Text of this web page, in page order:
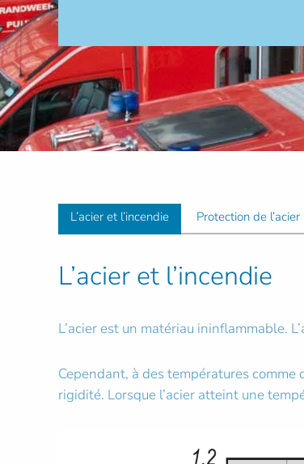
L’acier et l’incendie Protection de l’acier
L’acier et l’incendie
L’acier est un matériau ininflammable.
Cependant, à des températures comme
rigidité. Lorsque l’acier atteint une